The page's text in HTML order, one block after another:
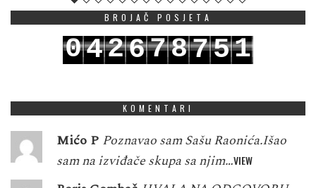
BROJAČ POSJETA
042678751
KOMENTARI
Mićo P Poznavao sam Sašu Raonića.Išao
sam na izviđače skupa sa njim…VIEW